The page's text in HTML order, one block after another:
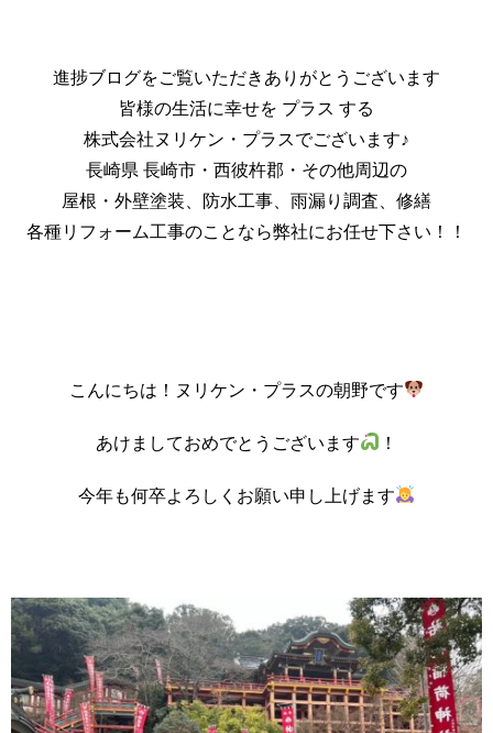
進捗ブログをご覧いただきありがとうございます
皆様の生活に幸せを プラス する
株式会社ヌリケン・プラスでございます♪
長崎県 長崎市・西彼杵郡・その他周辺の
屋根・外壁塗装、防水工事、雨漏り調査、修繕
各種リフォーム工事のことなら弊社にお任せ下さい！！
こんにちは！ヌリケン・プラスの朝野です
あけましておめでとうございます ！
今年も何卒よろしくお願い申し上げます